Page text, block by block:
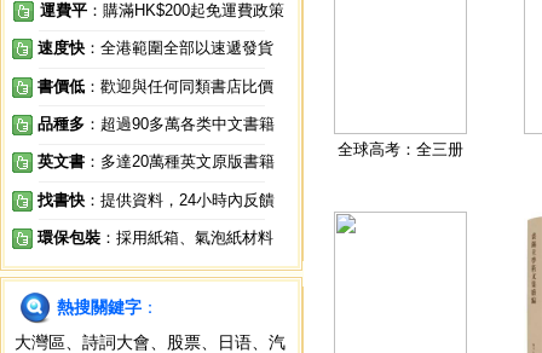
運費平 ：購滿HK$200起免運費政策
速度快 ：全港範圍全部以速遞發貨
書價低 ：歡迎與任何同類書店比價
品種多 ：超過90多萬各类中文書籍
英文書 ：多達20萬種英文原版書籍
找書快 ：提供資料，24小時內反饋
環保包裝 ：採用紙箱、氣泡紙材料
熱搜關鍵字 ：
大灣區
詩詞大會 股票 日语
汽
全球高考：全三册